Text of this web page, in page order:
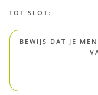
TOT SLOT:
BEWIJS DAT JE